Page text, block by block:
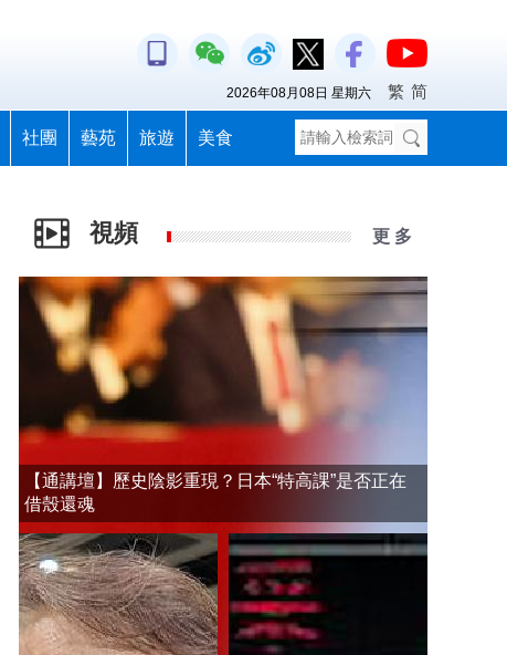
社團 藝苑 旅遊 美食
2026年08月08日 星期六 繁 简
視頻 更 多
【通講壇】歷史陰影重現？日本“特高課”是否正在
借殼還魂